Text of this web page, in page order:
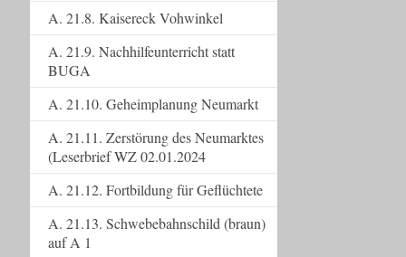
A. 21.8. Kaisereck Vohwinkel
A. 21.9. Nachhilfeunterricht statt
BUGA
A. 21.10. Geheimplanung Neumarkt
A. 21.11. Zerstörung des Neumarktes
(Leserbrief WZ 02.01.2024
A. 21.12. Fortbildung für Geflüchtete
A. 21.13. Schwebebahnschild (braun)
auf A 1